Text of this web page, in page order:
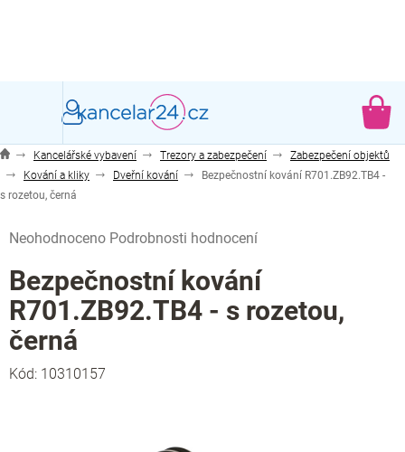
Kancelářské vybavení Trezory a zabezpečení
Zabezpečení objektů
Kování a kliky
Dveřní kování
Bezpečnostní kování R701.ZB92.TB4 -
s rozetou, černá
hodnocení
produktu
je
0,0
z
5
hvězdiček.
Neohodnoceno Podrobnosti hodnocení
Bezpečnostní kování
R701.ZB92.TB4 - s rozetou,
černá
Kód: 10310157